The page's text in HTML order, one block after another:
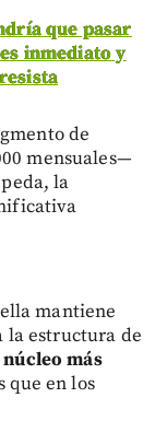
que pasar
inmediato y
de
mensuales—
la
mantiene
la estructura de
más
que en los